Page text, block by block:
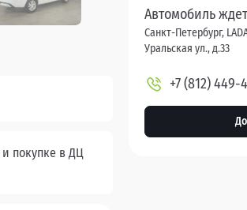
и покупке в ДЦ
Автомобиль
Санкт-Петербург,
Уральская ул., д.33
+7 (812)